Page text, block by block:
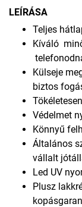
LEÍRÁSA
Teljes
Kíváló
Külseje
biztos
Védelmet
Könnyű
Általános
vállalt
Led UV
Plusz